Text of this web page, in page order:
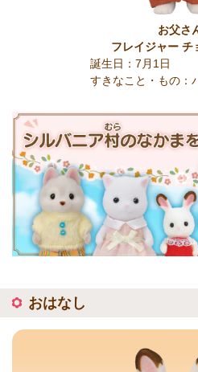
お父さ
フレイジャー チ
誕生日：7月1日
すきなこと・もの：
おはなし